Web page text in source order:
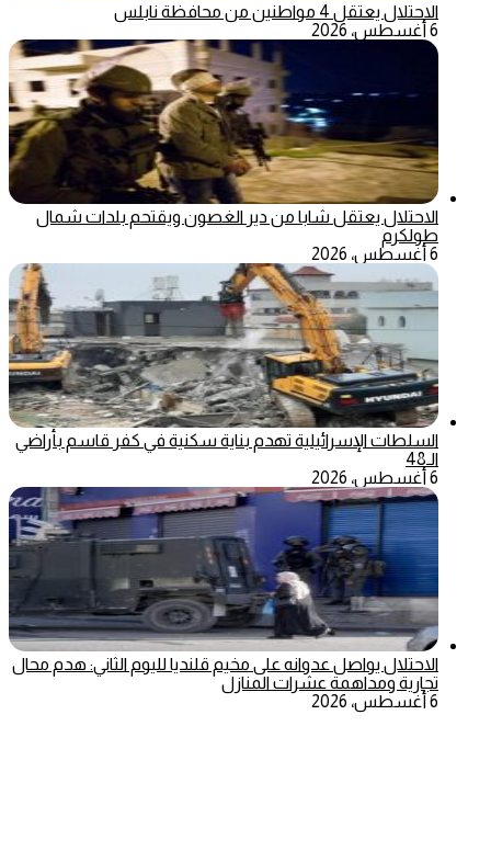
الاحتلال يعتقل 4 مواطنين من محافظة نابلس
6 أغسطس، 2026
الاحتلال يعتقل شابا من دير الغصون ويقتحم بلدات شمال
طولكرم
6 أغسطس، 2026
السلطات الإسرائيلية تهدم بناية سكنية في كفر قاسم بأراضي
الـ48
6 أغسطس، 2026
الاحتلال يواصل عدوانه على مخيم قلنديا لليوم الثاني: هدم محال
تجارية ومداهمة عشرات المنازل
6 أغسطس، 2026